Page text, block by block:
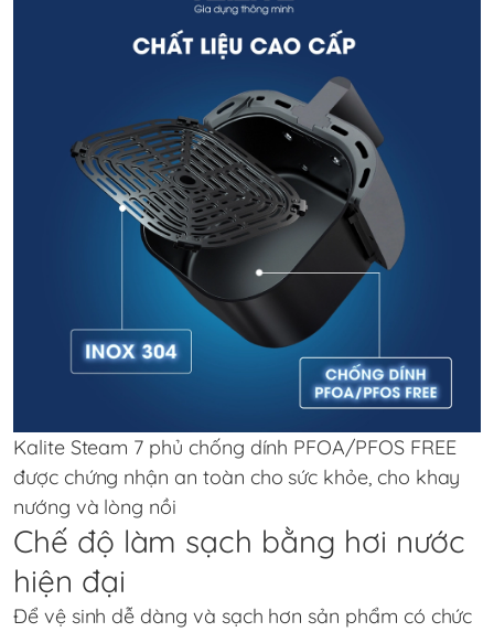
Kalite Steam 7 phủ chống dính PFOA/PFOS FREE
được chứng nhận an toàn cho sức khỏe, cho khay
nướng và lòng nồi
Chế độ làm sạch bằng hơi nước
hiện đại
Để vệ sinh dễ dàng và sạch hơn sản phẩm có chức